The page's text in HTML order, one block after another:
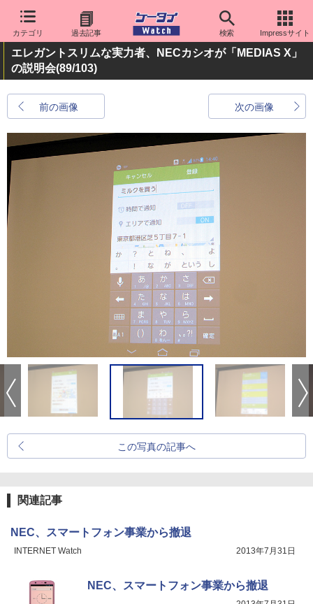
カテゴリ 過去記事 検索 Impressサイト
エレガントスリムな実力者、NECカシオが「MEDIAS X」
の説明会(89/103)
前の画像 次の画像
この写真の記事へ
関連記事
NEC、スマートフォン事業から撤退
INTERNET Watch 2013年7月31日
NEC、スマートフォン事業から撤退